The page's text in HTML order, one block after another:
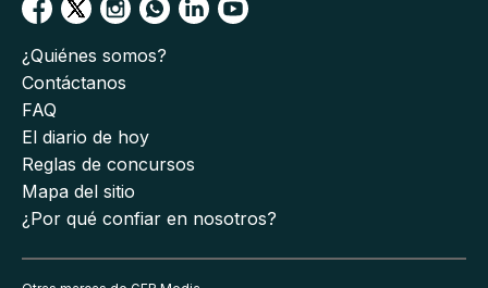
¿Quiénes somos?
Contáctanos
FAQ
El diario de hoy
Reglas de concursos
Mapa del sitio
¿Por qué confiar en nosotros?